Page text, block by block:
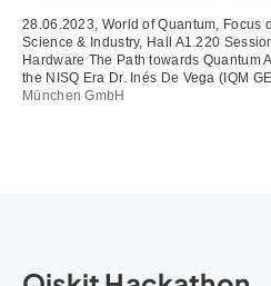
28.06.2023, World of Quantum, Focus
Science & Industry, Hall A1.220
Hardware The Path towards Quantum
the NISQ Era Dr. Inés De Vega (IQM
München GmbH